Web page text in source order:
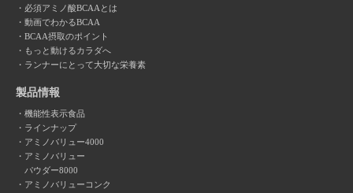
必須アミノ酸BCAAとは
動画でわかるBCAA
BCAA摂取のポイント
もっと動けるカラダへ
ランナーにとって大切な栄養素
製品情報
機能性表示食品
ラインナップ
アミノバリュー4000
アミノバリュー
パウダー8000
アミノバリューコンク